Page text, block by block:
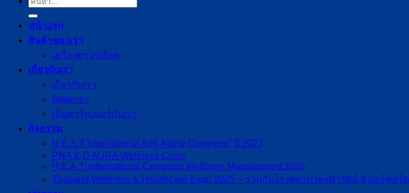
หน้าแรก
สินค้าของเรา
เครื่องตรวจเลือด
เกี่ยวกับเรา
เกี่ยวกับเรา
ติดต่อเรา
เป็นพาร์ทเนอร์กับเรา
กิจกรรม
H.E.A.T International Anti-Aging Congress” ปี 2023
PNA X D AURA Wellness Clinic
H.E.A.T. International Congress Wellness Management 2025
Thailand Wellness & Healthcare Expo 2025 – ร่วมกับโรงพยาบาลจุฬารัตน์ 9 แอร์พอร์ต